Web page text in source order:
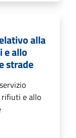
alla
e allo
strade
rifiuti e allo